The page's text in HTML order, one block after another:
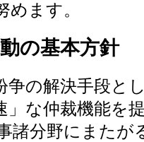
めます。
の基本方針
争の解決手段と
」な仲裁機能を
分野にまたが